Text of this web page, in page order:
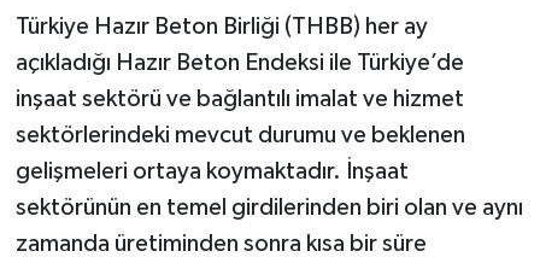
Türkiye Hazır Beton Birliği (THBB) her ay
açıkladığı Hazır Beton Endeksi ile Türkiye’de
inşaat sektörü ve bağlantılı imalat ve hizmet
sektörlerindeki mevcut durumu ve beklenen
gelişmeleri ortaya koymaktadır. İnşaat
sektörünün en temel girdilerinden biri olan ve aynı
zamanda üretiminden sonra kısa bir süre